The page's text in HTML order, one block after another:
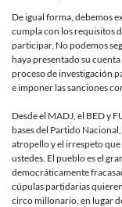
De igual forma, debemos
cumpla con los requisitos
participar. No podemos
haya presentado su
proceso de investigación
e imponer las sanciones
Desde el MADJ, el BED y
bases del Partido
atropello y el irrespeto
ustedes. El pueblo es el
democráticamente
cúpulas partidarias
circo millonario, en lugar